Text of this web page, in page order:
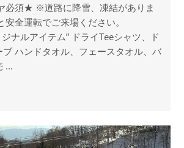
必須★ ※道路に降雪、凍結がありま
全運転でご来場ください。
ナルアイテム” ドライTeeシャツ、ド
ハンドタオル、フェースタオル、バ
...